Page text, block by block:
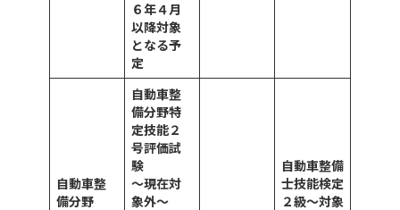
６年４月
以降対象
となる予
定
自動車整
備分野
自動車整
備分野特
定技能２
号評価試
験
～現在対
象外～
自動車整備
士技能検定
２級～対象